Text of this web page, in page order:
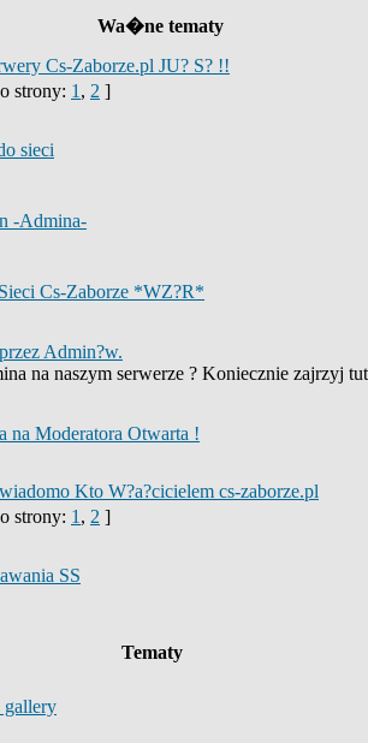
Wa�ne tematy
Cs-Zaborze.pl JU? S? !!
strony: 1 , 2 ]
sieci
-Admina-
Cs-Zaborze *WZ?R*
Admin?w.
na naszym serwerze ? Koniecznie zajrzyj
na Moderatora Otwarta !
Kto W?a?cicielem cs-zaborze.pl
strony: 1 , 2 ]
SS
Tematy